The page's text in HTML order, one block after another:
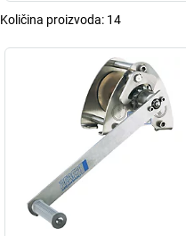
Količina proizvoda: 14